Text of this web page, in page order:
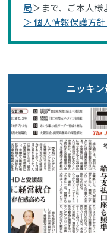
局＞まで、ご本人様
＞ 個人情報保護方
ニッキ